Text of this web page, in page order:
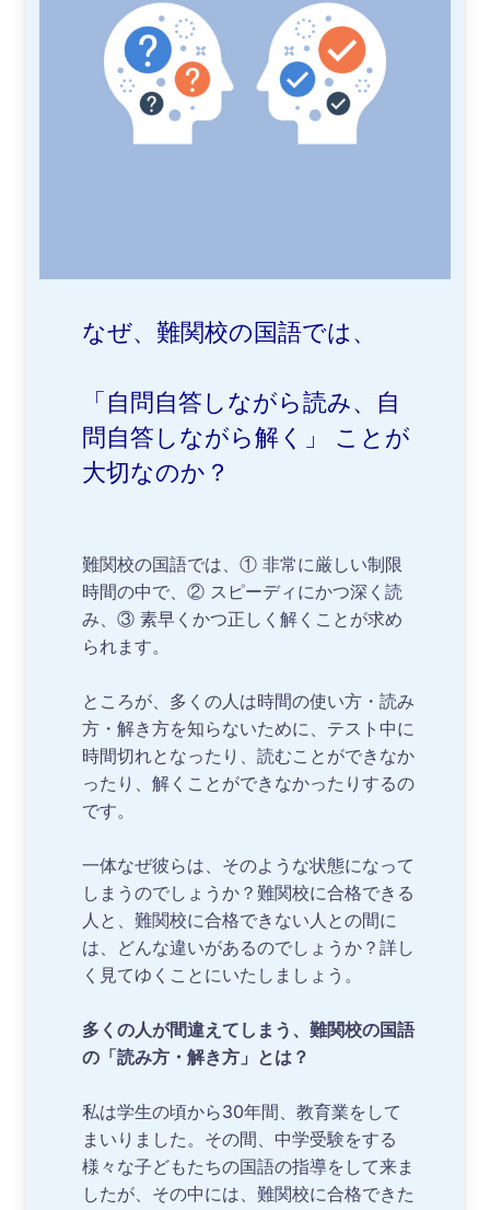
なぜ、難関校の国語では、
「自問自答しながら読み、自
問自答しながら解く」 ことが
大切なのか？
難関校の国語では、① 非常に厳しい制限
時間の中で、② スピーディにかつ深く読
み、③ 素早くかつ正しく解くことが求め
られます。
ところが、多くの人は時間の使い方・読み
方・解き方を知らないために、テスト中に
時間切れとなったり、読むことができなか
ったり、解くことができなかったりするの
です。
一体なぜ彼らは、そのような状態になって
しまうのでしょうか？難関校に合格できる
人と、難関校に合格できない人との間に
は、どんな違いがあるのでしょうか？詳し
く見てゆくことにいたしましょう。
多くの人が間違えてしまう、難関校の国語
の「読み方・解き方」とは？
私は学生の頃から30年間、教育業をして
まいりました。その間、中学受験をする
様々な子どもたちの国語の指導をして来ま
したが、その中には、難関校に合格できた